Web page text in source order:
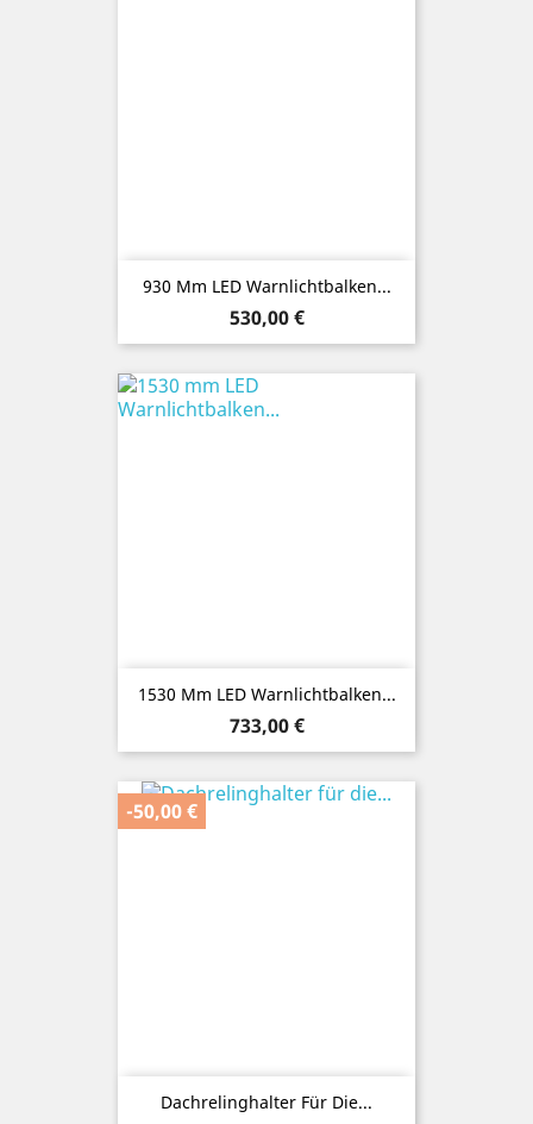
930 Mm LED Warnlichtbalken...
Preis
530,00 €
1530 Mm LED Warnlichtbalken...
Preis
733,00 €
Dachrelinghalter Für Die...
-50,00 €